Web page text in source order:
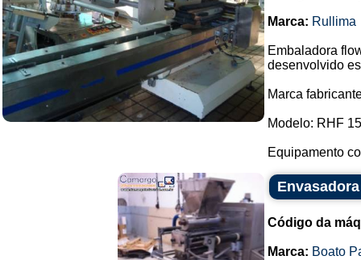
Marca: Rullima
Embaladora
desenvolvido
Marca
Modelo: RHF
Equipamento
Código da
Marca: Boato